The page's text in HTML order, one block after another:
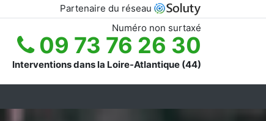
Partenaire du réseau
Numéro non surtaxé
09 73 76 26 30
Interventions dans la Loire-Atlantique (44)